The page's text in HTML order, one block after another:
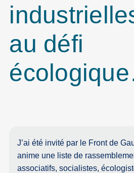
au défi
J’ai été invité par le Front de
anime une liste de
associatifs, socialistes,